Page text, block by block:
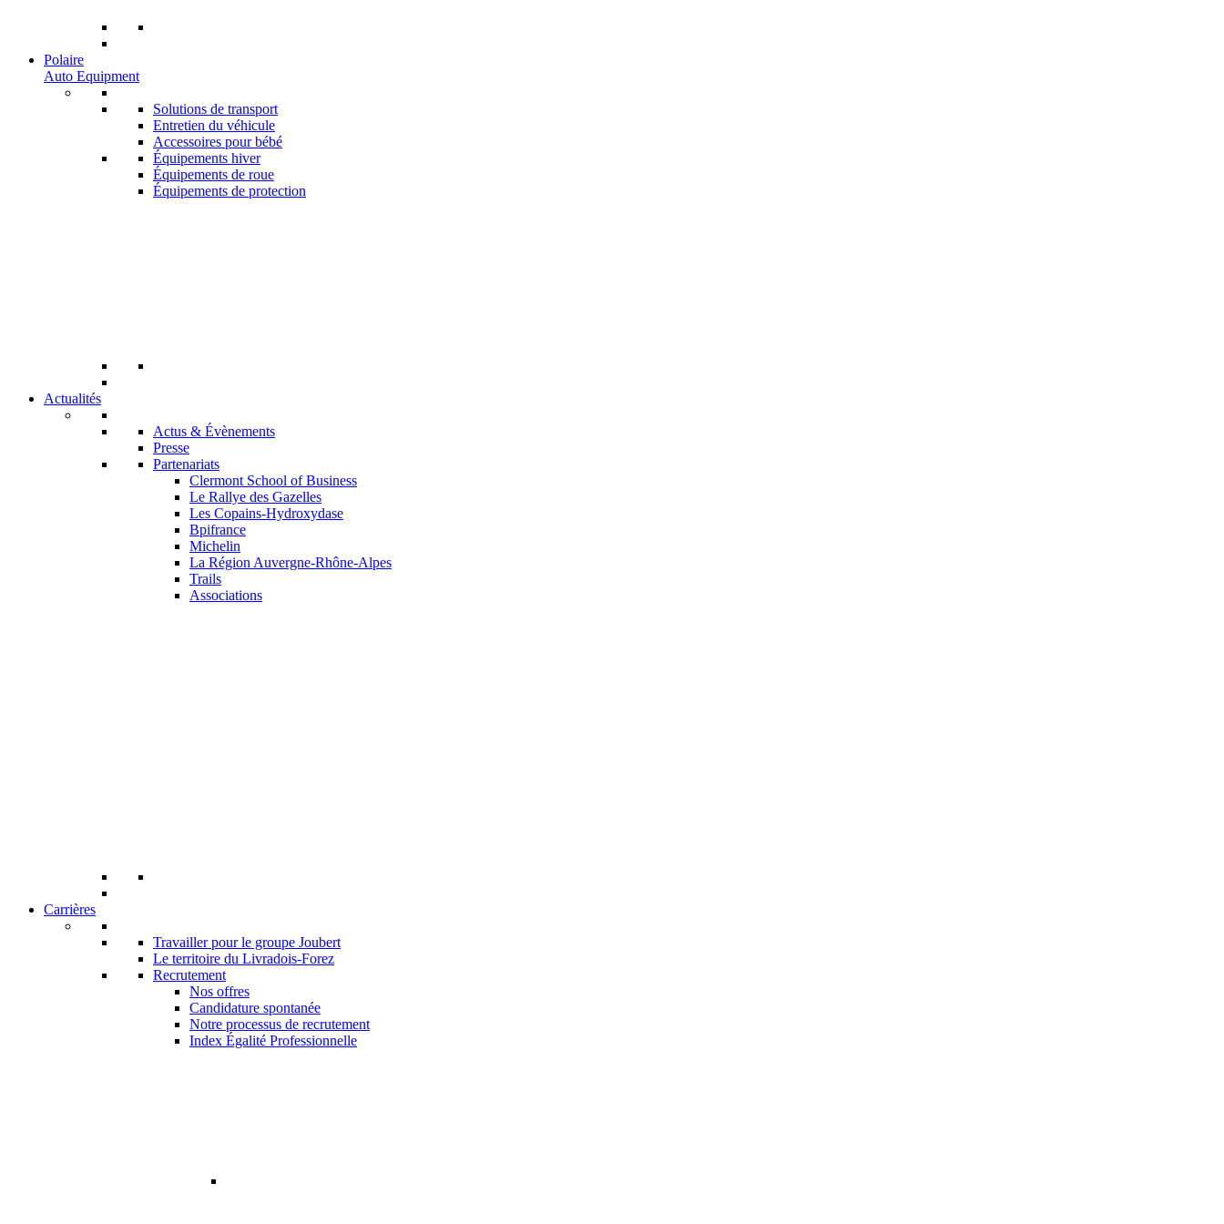
Polaire
Auto Equipment
Solutions de transport
Entretien du véhicule
Accessoires pour bébé
Équipements hiver
Équipements de roue
Équipements de protection
Actualités
Actus & Évènements
Presse
Partenariats
Clermont School of Business
Le Rallye des Gazelles
Les Copains-Hydroxydase
Bpifrance
Michelin
La Région Auvergne-Rhône-Alpes
Trails
Associations
Carrières
Travailler pour le groupe Joubert
Le territoire du Livradois-Forez
Recrutement
Nos offres
Candidature spontanée
Notre processus de recrutement
Index Égalité Professionnelle